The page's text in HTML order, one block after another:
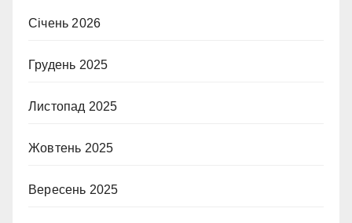
Січень 2026
Грудень 2025
Листопад 2025
Жовтень 2025
Вересень 2025